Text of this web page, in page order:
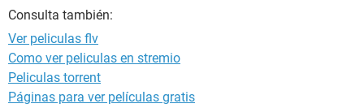
Consulta también:
Ver peliculas flv
Como ver peliculas en stremio
Peliculas torrent
Páginas para ver películas gratis